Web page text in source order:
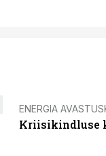
ENERGIA
Kriisikindluse